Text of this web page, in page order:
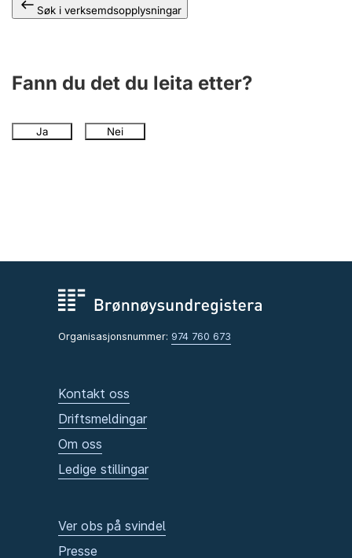
Søk i verksemdsopplysningar
Fann du det du leita etter?
Ja Nei
Organisasjonsnummer: 974 760 673
Kontakt oss
Driftsmeldingar
Om oss
Ledige stillingar
Ver obs på svindel
Presse